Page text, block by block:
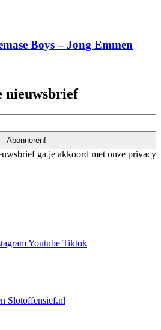
Boys – Jong Emmen
nieuwsbrief
ga je akkoord met onze privacy
Youtube Tiktok
Slotoffensief.nl